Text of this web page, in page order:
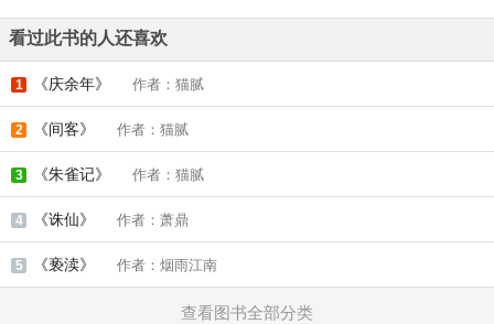
看过此书的人还喜欢
1 《庆余年》 作者：猫腻
2 《间客》 作者：猫腻
3 《朱雀记》 作者：猫腻
4 《诛仙》 作者：萧鼎
5 《亵渎》 作者：烟雨江南
查看图书全部分类